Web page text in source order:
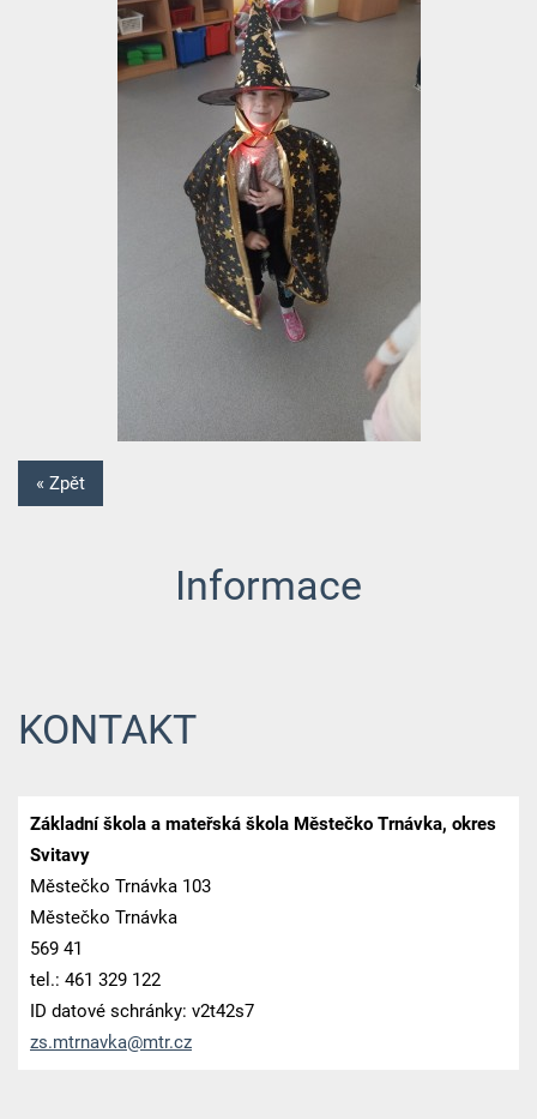
« Zpět
Informace
KONTAKT
Základní škola a mateřská škola Městečko Trnávka, okres
Svitavy
Městečko Trnávka 103
Městečko Trnávka
569 41
tel.: 461 329 122
ID datové schránky: v2t42s7
zs.mtrnavka@mtr.cz